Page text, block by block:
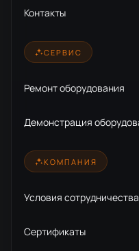
Контакты
СЕРВИС
Ремонт оборудования
Демонстрация
КОМПАНИЯ
Условия сотрудничества
Сертификаты